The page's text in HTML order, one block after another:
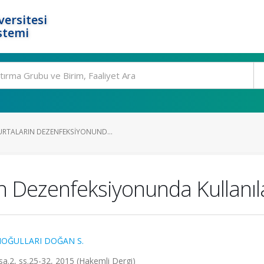
DEZENFEKSIYONUND...
Dezenfeksiyonunda
DOĞAN S.
ss.25-32, 2015 (Hakemli Dergi)